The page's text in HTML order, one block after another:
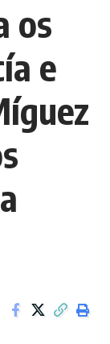
os
e